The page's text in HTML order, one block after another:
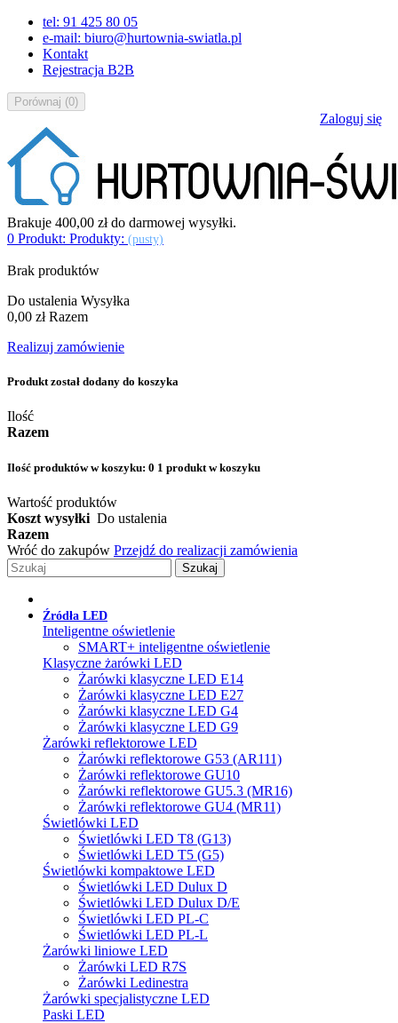
tel: 91 425 80 05
e-mail: biuro@hurtownia-swiatla.pl
Kontakt
Rejestracja B2B
Porównaj (0)
Zaloguj się
Brakuje 400,00 złdo darmowej wysyłki.
0 Produkt: Produkty: (pusty)
Brak produktów
Do ustalenia Wysyłka
0,00 zł Razem
Realizuj zamówienie
Produkt został dodany do koszyka
Ilość
Razem
Ilość produktów w koszyku: 0 1 produkt w koszyku
Wartość produktów
Koszt wysyłki Do ustalenia
Razem
Wróć do zakupów Przejdź do realizacji zamówienia
Szukaj
Źródła LED
Inteligentne oświetlenie
SMART+ inteligentne oświetlenie
Klasyczne żarówki LED
Żarówki klasyczne LED E14
Żarówki klasyczne LED E27
Żarówki klasyczne LED G4
Żarówki klasyczne LED G9
Żarówki reflektorowe LED
Żarówki reflektorowe G53 (AR111)
Żarówki reflektorowe GU10
Żarówki reflektorowe GU5.3 (MR16)
Żarówki reflektorowe GU4 (MR11)
Świetlówki LED
Świetlówki LED T8 (G13)
Świetlówki LED T5 (G5)
Świetlówki kompaktowe LED
Świetlówki LED Dulux D
Świetlówki LED Dulux D/E
Świetlówki LED PL-C
Świetlówki LED PL-L
Żarówki liniowe LED
Żarówki LED R7S
Żarówki Ledinestra
Żarówki specjalistyczne LED
Paski LED